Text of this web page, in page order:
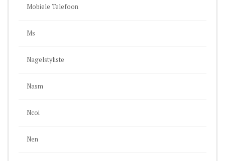
Mobiele Telefoon
Ms
Nagelstyliste
Nasm
Ncoi
Nen